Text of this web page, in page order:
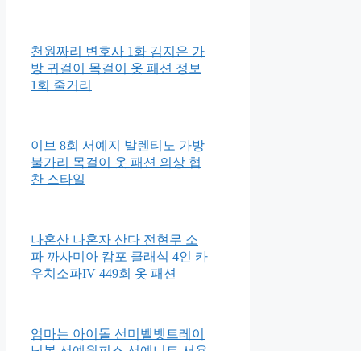
천원짜리 변호사 1화 김지은 가
방 귀걸이 목걸이 옷 패션 정보
1회 줄거리
이브 8회 서예지 발렌티노 가방
불가리 목걸이 옷 패션 의상 협
찬 스타일
나혼산 나혼자 산다 전현무 소
파 까사미아 캄포 클래식 4인 카
우치소파IV 449회 옷 패션
엄마는 아이돌 선미벨벳트레이